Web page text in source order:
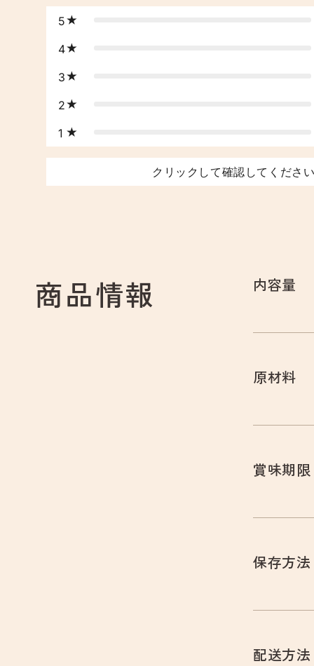
5
4
3
2
1
クリックして確認してくださ
商品情報 内容量
原材料
賞味期限
保存方法
配送方法